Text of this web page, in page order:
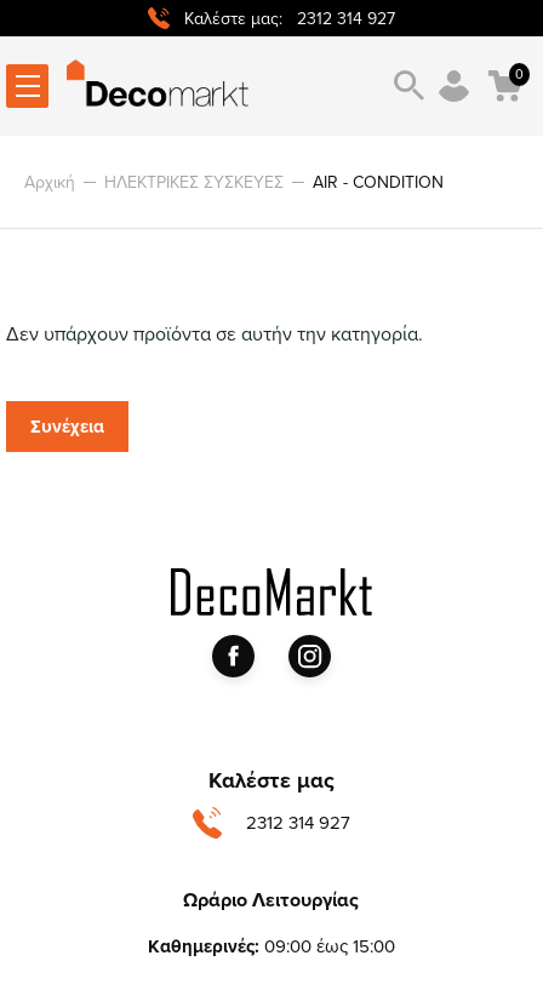
Καλέστε μας: 2312 314 927
0
Αρχική ΗΛΕΚΤΡΙΚΕΣ ΣΥΣΚΕΥΕΣ AIR - CONDITION
Δεν υπάρχουν προϊόντα σε αυτήν την κατηγορία.
Συνέχεια
Καλέστε μας
2312 314 927
Ωράριο Λειτουργίας
Καθημερινές: 09:00 έως 15:00